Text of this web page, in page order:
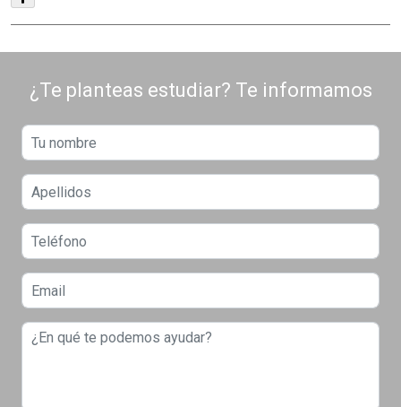
¿Te planteas estudiar? Te informamos